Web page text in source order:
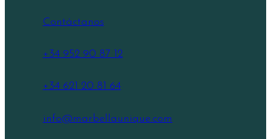
Contáctanos
+34 952 90 87 12
+34 621 20 81 64
info@marbellaunique.com